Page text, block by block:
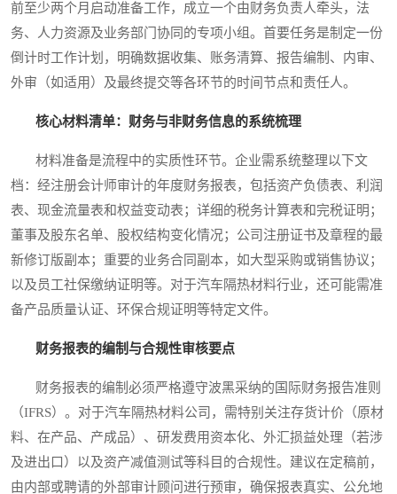
前至少两个月启动准备工作，成立一个由财务负责人牵头，法
务、人力资源及业务部门协同的专项小组。首要任务是制定一份
倒计时工作计划，明确数据收集、账务清算、报告编制、内审、
外审（如适用）及最终提交等各环节的时间节点和责任人。
核心材料清单：财务与非财务信息的系统梳理
材料准备是流程中的实质性环节。企业需系统整理以下文
档：经注册会计师审计的年度财务报表，包括资产负债表、利润
表、现金流量表和权益变动表；详细的税务计算表和完税证明；
董事及股东名单、股权结构变化情况；公司注册证书及章程的最
新修订版副本；重要的业务合同副本，如大型采购或销售协议；
以及员工社保缴纳证明等。对于汽车隔热材料行业，还可能需准
备产品质量认证、环保合规证明等特定文件。
财务报表的编制与合规性审核要点
财务报表的编制必须严格遵守波黑采纳的国际财务报告准则
（IFRS）。对于汽车隔热材料公司，需特别关注存货计价（原材
料、在产品、产成品）、研发费用资本化、外汇损益处理（若涉
及进出口）以及资产减值测试等科目的合规性。建议在定稿前，
由内部或聘请的外部审计顾问进行预审，确保报表真实、公允地